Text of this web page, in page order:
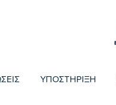
ΥΠΟΣΤΗΡΙΞΗ